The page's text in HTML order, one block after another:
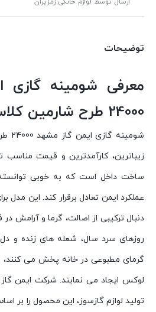
توضیحات
معرفی شومینه گازی
24000 طرح شارمین کلاسیک
زیباترین، کارآمدترین و قیمت
ساخت داخل است که به خوبی
عملکرد ایمن تعادل برقرار کند. این
دنبال ترکیبی از اصالت، گرما و آرامش
روزهای سرد سال، شعله های زنده و دل
گرمای مطبوعی در خانه پخش می کنند،
لوکس ایجاد می نمایند. شرکت ایمن
تولید لوازم گازسوز، این محصول را بر